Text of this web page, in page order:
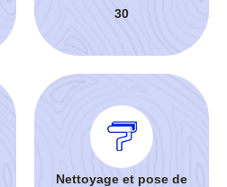
30
Nettoyage et pose de